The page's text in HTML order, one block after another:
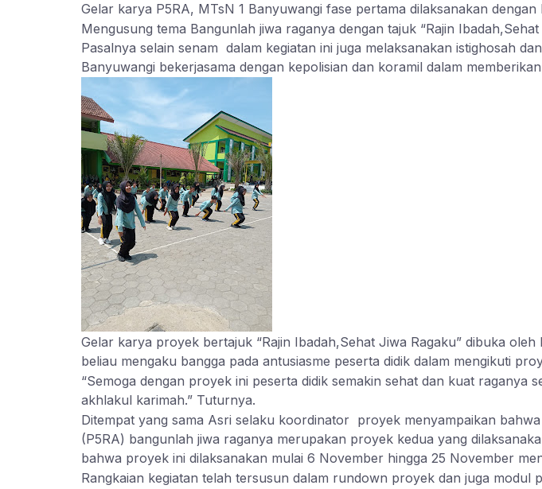
Gelar karya P5RA, MTsN 1 Banyuwangi fase pertama dilaksanakan dengan
Mengusung tema Bangunlah jiwa raganya dengan tajuk “Rajin
Pasalnya selain senam dalam kegiatan ini juga melaksanakan istighosah
Banyuwangi bekerjasama dengan kepolisian dan koramil dalam
Gelar karya proyek bertajuk “Rajin Ibadah,Sehat Jiwa Ragaku” dibuka
beliau mengaku bangga pada antusiasme peserta didik dalam mengikuti
“Semoga dengan proyek ini peserta didik semakin sehat dan kuat raganya
akhlakul karimah.” Tuturnya.
Ditempat yang sama Asri selaku koordinator proyek menyampaikan
(P5RA) bangunlah jiwa raganya merupakan proyek kedua yang
bahwa proyek ini dilaksanakan mulai 6 November hingga 25 November
Rangkaian kegiatan telah tersusun dalam rundown proyek dan juga modul